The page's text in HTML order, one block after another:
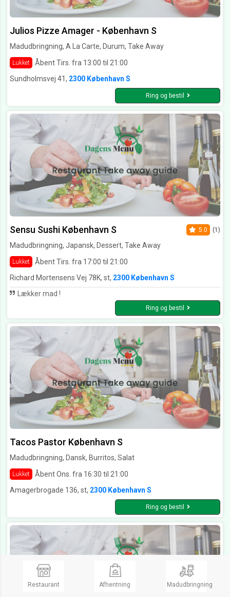
Julios Pizze Amager - København S
Madudbringning, A La Carte, Durum, Take Away
Lukket
Åbent Tirs. fra 13:00 til 21:00
Sundholmsvej 41, 2300 København S
Ring og bestil
Sensu Sushi København S
Madudbringning, Japansk, Dessert, Take Away
Lukket Åbent Tirs. fra 17:00 til 21:00
5.0 (1)
Richard Mortensens Vej 78K, st, 2300 København S
Lækker mad !
Ring og bestil
Tacos Pastor København S
Madudbringning, Dansk, Burritos, Salat
Lukket
Åbent Ons. fra 16:30 til 21:00
Amagerbrogade 136, st, 2300 København S
Ring og bestil
Restaurant Afhentning Madudbringning